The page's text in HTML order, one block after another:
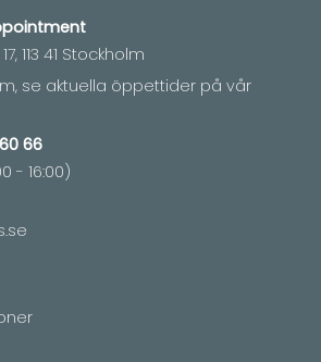
113 41 Stockholm
se aktuella öppettider på vår
66
- 16:00)